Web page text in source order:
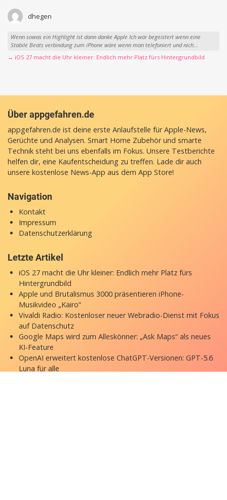
dhegen
Wenn sowas ein Highlight ist dann danke Apple Ich wär begeistert wenn eine
Stabile Beats verbindung zum iPhone wäre wenn man telefoniert und nich...
→ iOS 27 macht die Uhr kleiner: Endlich mehr Platz fürs Hintergrundbild
Über appgefahren.de
appgefahren.de ist deine erste Anlaufstelle für Apple-News,
Gerüchte und Analysen. Smart Home Zubehör und smarte
Technik steht bei uns ebenfalls im Fokus. Unsere Testberichte
helfen dir, eine Kaufentscheidung zu treffen. Lade dir auch
unsere kostenlose News-App aus dem App Store!
Navigation
Kontakt
Impressum
Datenschutzerklärung
Letzte Artikel
iOS 27 macht die Uhr kleiner: Endlich mehr Platz fürs
Hintergrundbild
Apple und Brutalismus 3000 präsentieren iPhone-
Musikvideo „Kairo“
Vivaldi Radio: Kostenloser neuer Webradio-Dienst mit Fokus
auf Datenschutz
Google Maps wird zum Alleskönner: „Ask Maps“ als neues
KI-Feature
OpenAI erweitert kostenlose ChatGPT-Versionen: GPT-5.6
Luna für alle